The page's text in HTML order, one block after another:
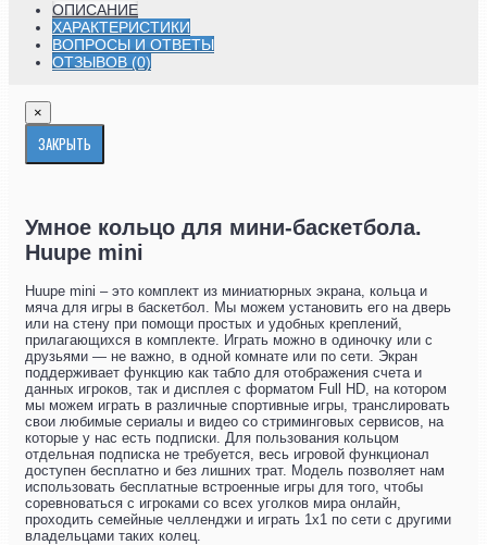
ОПИСАНИЕ
ХАРАКТЕРИСТИКИ
ВОПРОСЫ И ОТВЕТЫ
ОТЗЫВОВ (0)
×
ЗАКРЫТЬ
Умное кольцо для мини-баскетбола.
Huupe mini
Huupe mini – это комплект из миниатюрных экрана, кольца и
мяча для игры в баскетбол. Мы можем установить его на дверь
или на стену при помощи простых и удобных креплений,
прилагающихся в комплекте. Играть можно в одиночку или с
друзьями — не важно, в одной комнате или по сети. Экран
поддерживает функцию как табло для отображения счета и
данных игроков, так и дисплея с форматом Full HD, на котором
мы можем играть в различные спортивные игры, транслировать
свои любимые сериалы и видео со стриминговых сервисов, на
которые у нас есть подписки. Для пользования кольцом
отдельная подписка не требуется, весь игровой функционал
доступен бесплатно и без лишних трат. Модель позволяет нам
использовать бесплатные встроенные игры для того, чтобы
соревноваться с игроками со всех уголков мира онлайн,
проходить семейные челленджи и играть 1х1 по сети с другими
владельцами таких колец.